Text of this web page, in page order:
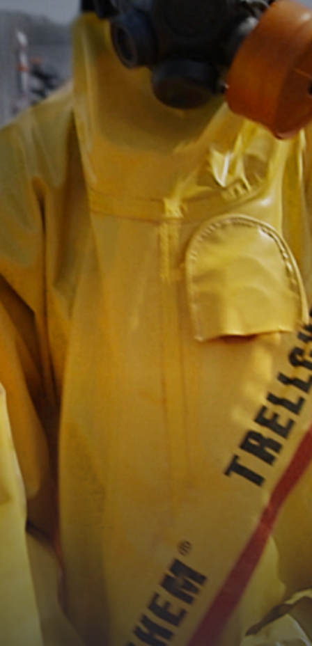
Beyond Plastic Med : BeMed
OACIS
Initiative Homme - Faune sauvage
The Green Shift Initiative